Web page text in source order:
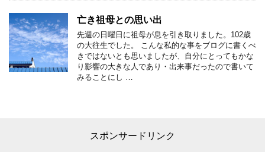
亡き祖母との思い出
先週の日曜日に祖母が息を引き取りました。102歳
の大往生でした。 こんな私的な事をブログに書くべ
きではないとも思いましたが、自分にとってもかな
り影響の大きな人であり・出来事だったので書いて
みることにし …
スポンサードリンク